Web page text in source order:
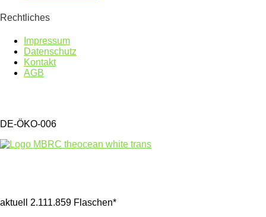
Rechtliches
Impressum
Datenschutz
Kontakt
AGB
DE-ÖKO-006
aktuell 2.111.859 Flaschen*